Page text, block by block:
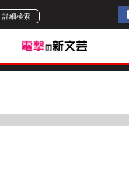
詳細検索